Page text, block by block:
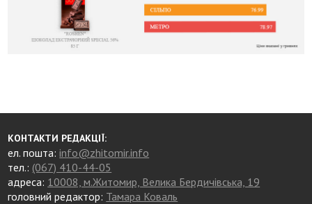
КОНТАКТИ РЕДАКЦІЇ:
ел. пошта:info@zhitomir.info
тел.: (067) 410-44-05
адреса: 10008, м.Житомир, Велика Бердичівська, 19
головний редактор: Тамара Коваль